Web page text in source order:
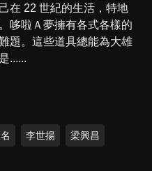
在 22 世紀的生活，特地
哆啦Ａ夢擁有各式各樣的
題。這些道具總能為大雄
......
李世揚 梁興昌